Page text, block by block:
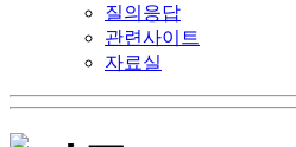
질의응답
관련사이트
자료실